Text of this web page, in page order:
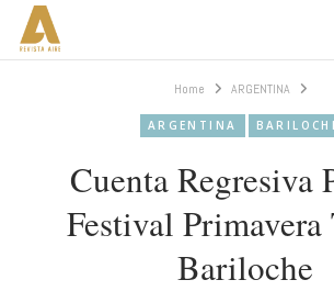
Home ARGENTINA
ARGENTINA
Cuenta Regresiva
Festival Primavera
Bariloche